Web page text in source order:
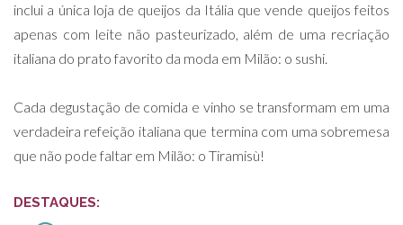
inclui a única loja de queijos da Itália que vende queijos feitos
apenas com leite não pasteurizado, além de uma recriação
italiana do prato favorito da moda em Milão: o sushi.
Cada degustação de comida e vinho se transformam em uma
verdadeira refeição italiana que termina com uma sobremesa
que não pode faltar em Milão: o Tiramisù!
DESTAQUES: